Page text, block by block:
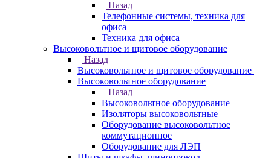
Назад
Телефонные системы, техника для
офиса
Техника для офиса
Высоковольтное и щитовое оборудование
Назад
Высоковольтное и щитовое оборудование
Высоковольтное оборудование
Назад
Высоковольтное оборудование
Изоляторы высоковольтные
Оборудование высоковольтное
коммутационное
Оборудование для ЛЭП